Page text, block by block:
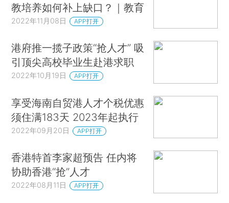
教培养如何补上缺口？｜教育
2022年11月08日 APP打开
港府推一揽子政策“抢人才” 吸
引顶尖高校毕业生赴港求职
2022年10月19日 APP打开
享受海南自贸港人才个税优惠
须住满183天 2023年起执行
2022年09月20日 APP打开
香港特首李家超预告 任内将
协助香港“抢”人才
2022年08月11日 APP打开